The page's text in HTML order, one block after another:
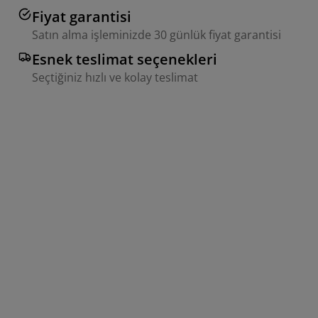
Fiyat garantisi
Satın alma işleminizde 30 günlük fiyat garantisi
Esnek teslimat seçenekleri
Seçtiğiniz hızlı ve kolay teslimat